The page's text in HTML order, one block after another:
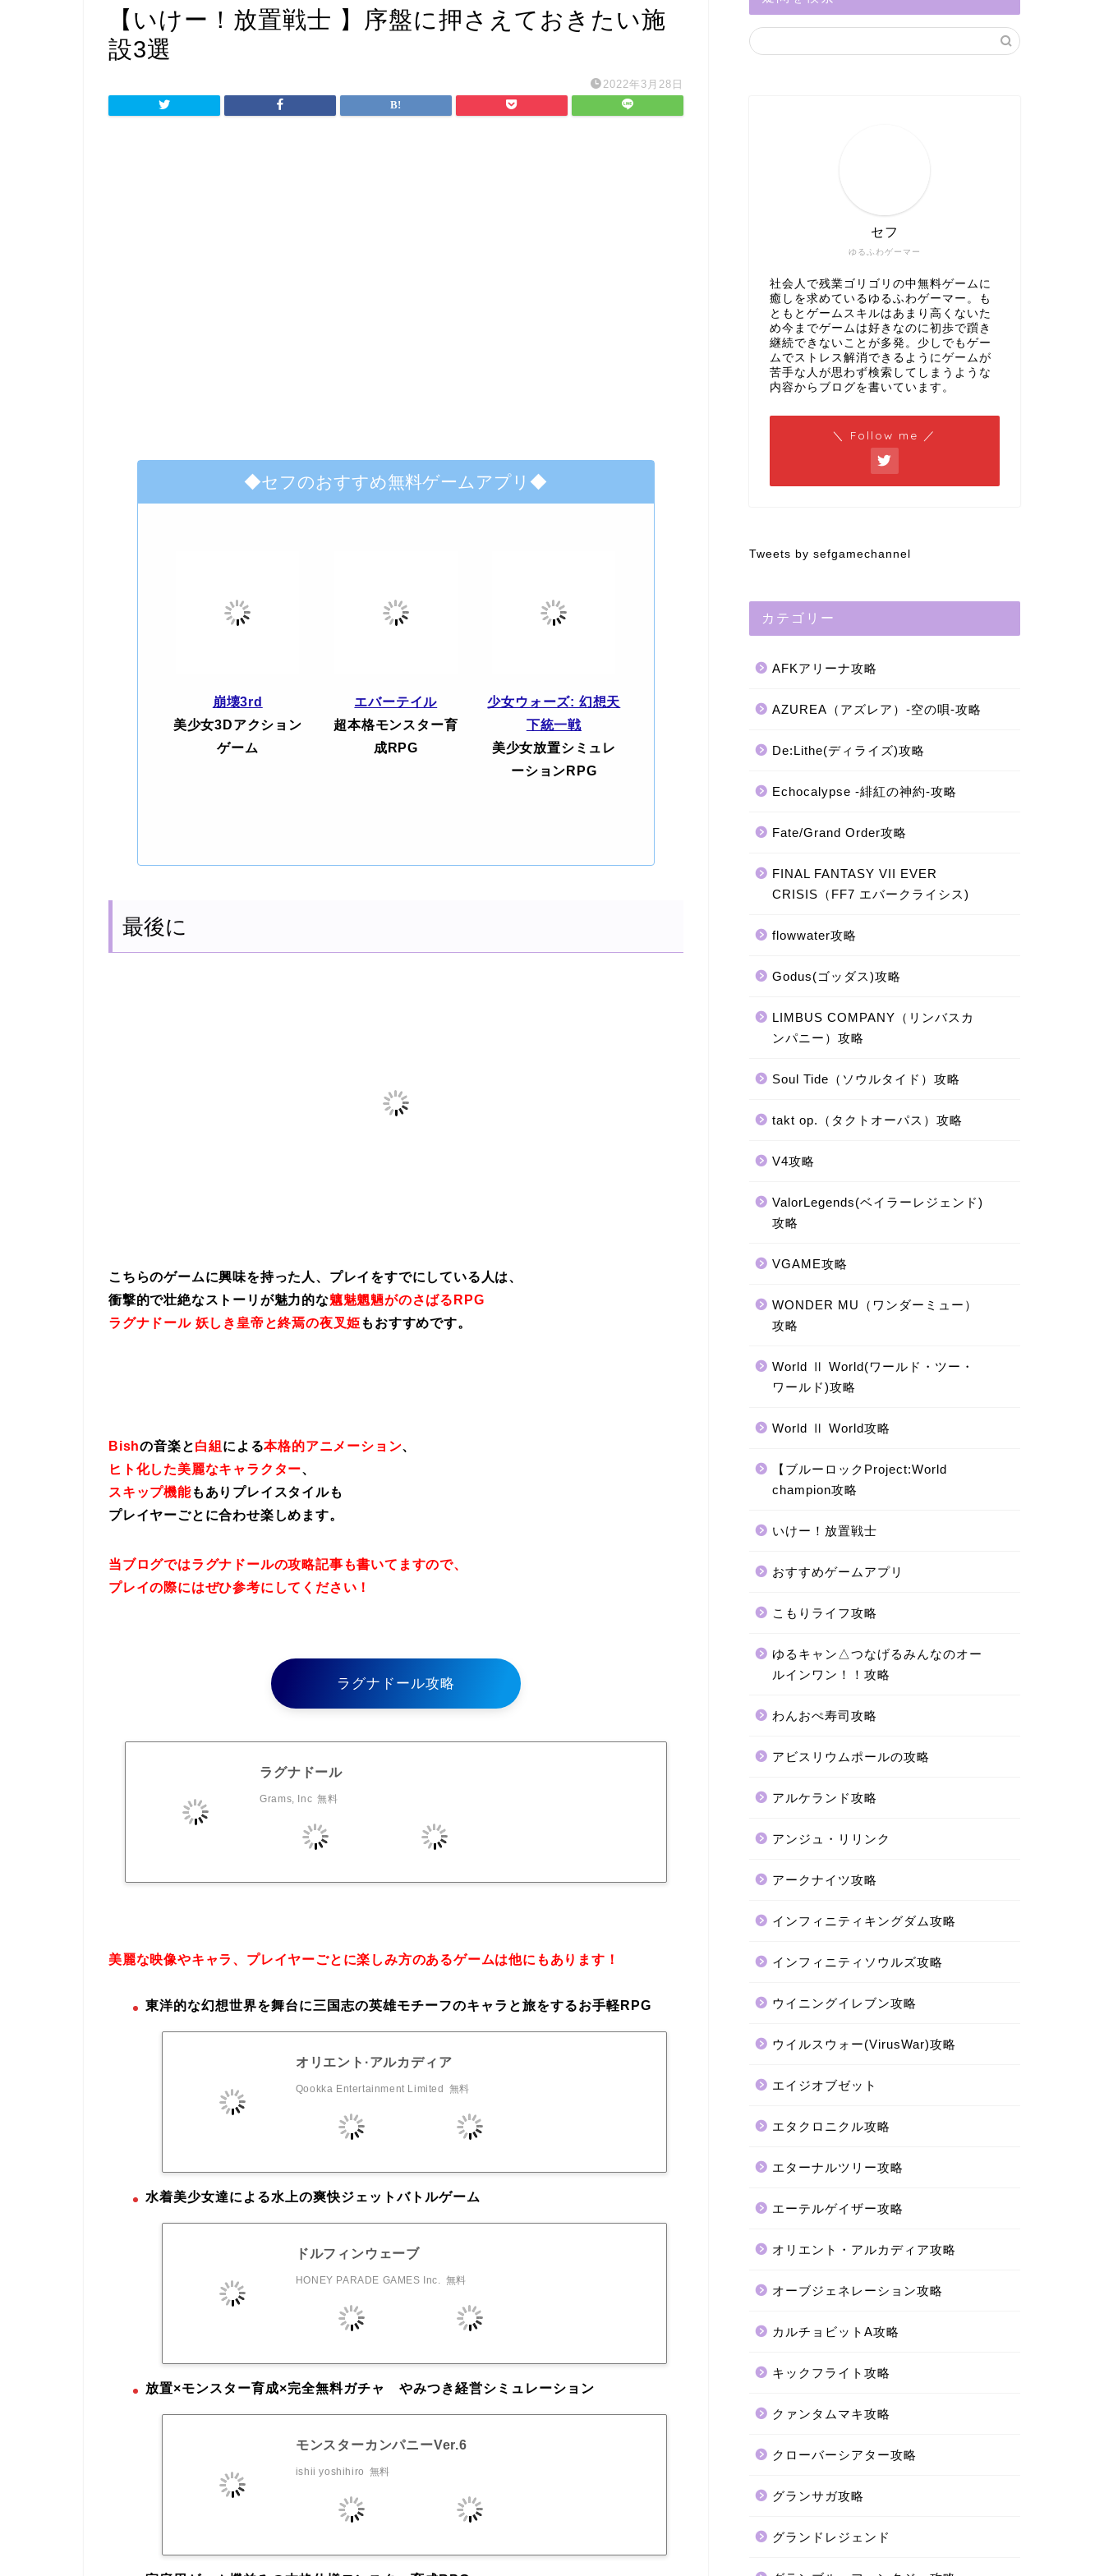
【いけー！放置戦士 】序盤に押さえておきたい施
設3選
2022年3月28日
◆セフのおすすめ無料ゲームアプリ◆
崩壊3rd
美少女3Dアクション
ゲーム
エバーテイル
超本格モンスター育
成RPG
少女ウォーズ: 幻想天
下統一戦
美少女放置シミュレ
ーションRPG
最後に
こちらのゲームに興味を持った人、プレイをすでにしている人は、
衝撃的で壮絶なストーリが魅力的な魑魅魍魎がのさばるRPG
ラグナドール 妖しき皇帝と終焉の夜叉姫 もおすすめです。
Bishの音楽と白組 による本格的アニメーション、
ヒト化した美麗なキャラクター、
スキップ機能もありプレイスタイルも
プレイヤーごとに合わせ楽しめます。
当ブログではラグナドールの攻略記事も書いてますので、
プレイの際にはぜひ参考にしてください！
ラグナドール攻略
ラグナドール
Grams, Inc 無料
美麗な映像やキャラ、プレイヤーごとに楽しみ方のあるゲームは他にもあります！
東洋的な幻想世界を舞台に三国志の英雄モチーフのキャラと旅をするお手軽RPG
オリエント·アルカディア
Qookka Entertainment Limited 無料
水着美少女達による水上の爽快ジェットバトルゲーム
ドルフィンウェーブ
HONEY PARADE GAMES Inc. 無料
放置×モンスター育成×完全無料ガチャ やみつき経営シミュレーション
モンスターカンパニーVer.6
ishii yoshihiro 無料
ゆるふわゲーマー
セフ
社会人で残業ゴリゴリの中無料ゲームに
癒しを求めているゆるふわゲーマー。も
ともとゲームスキルはあまり高くないた
め今までゲームは好きなのに初歩で躓き
継続できないことが多発。少しでもゲー
ムでストレス解消できるようにゲームが
苦手な人が思わず検索してしまうような
内容からブログを書いています。
＼ Follow me ／
Tweets by sefgamechannel
カテゴリー
AFKアリーナ攻略
AZUREA（アズレア）-空の唄-攻略
De:Lithe(ディライズ)攻略
Echocalypse -緋紅の神約-攻略
Fate/Grand Order攻略
FINAL FANTASY VII EVER
CRISIS（FF7 エバークライシス)
flowwater攻略
Godus(ゴッダス)攻略
LIMBUS COMPANY（リンバスカ
ンパニー）攻略
Soul Tide（ソウルタイド）攻略
takt op.（タクトオーパス）攻略
V4攻略
ValorLegends(ベイラーレジェンド)
攻略
VGAME攻略
WONDER MU（ワンダーミュー）
攻略
World Ⅱ World(ワールド・ツー・
ワールド)攻略
World Ⅱ World攻略
【ブルーロックProject:World
champion攻略
いけー！放置戦士
おすすめゲームアプリ
こもりライフ攻略
ゆるキャン△つなげるみんなのオー
ルインワン！！攻略
わんおぺ寿司攻略
アビスリウムポールの攻略
アルケランド攻略
アンジュ・リリンク
アークナイツ攻略
インフィニティキングダム攻略
インフィニティソウルズ攻略
ウイニングイレブン攻略
ウイルスウォー(VirusWar)攻略
エイジオブゼット
エタクロニクル攻略
エターナルツリー攻略
エーテルゲイザー攻略
オリエント・アルカディア攻略
オーブジェネレーション攻略
カルチョビットA攻略
キックフライト攻略
クァンタムマキ攻略
クローバーシアター攻略
グランサガ攻略
グランドレジェンド